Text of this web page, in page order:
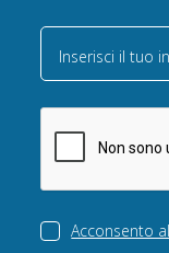
Inserisci il tuo
Acconsento al